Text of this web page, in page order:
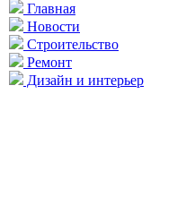
Главная
Новости
Строительство
Ремонт
Дизайн и интерьер